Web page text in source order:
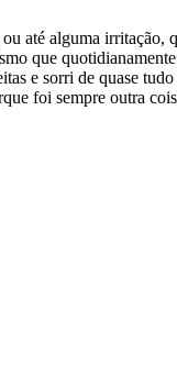
até alguma
que
e sorri de quase
foi sempre outra